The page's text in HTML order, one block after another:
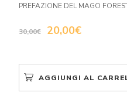
30,00€ 20,00€
PREFAZIONE DEL MAGO
AGGIUNGI AL